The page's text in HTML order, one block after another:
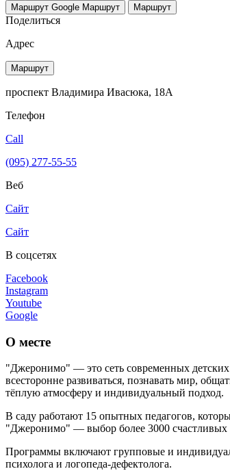
Маршрут Google Маршрут Маршрут
Поделиться
Адрес
Маршрут
проспект Владимира Ивасюка, 18А
Телефон
Call
(095) 277-55-55
Веб
Сайт
Сайт
В соцсетях
Facebook
Instagram
Youtube
Google
О месте
"Джеронимо" — это сеть современных
всесторонне развиваться, познавать мир,
тёплую атмосферу и индивидуальный подход.
В саду работают 15 опытных педагогов,
"Джеронимо" — выбор более 3000 счастливых
Программы включают групповые и
психолога и логопеда-дефектолога.